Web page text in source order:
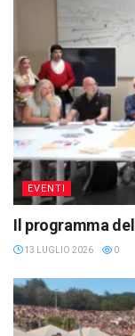
EVENTI
Il programma
13 LUGLIO 2026 0